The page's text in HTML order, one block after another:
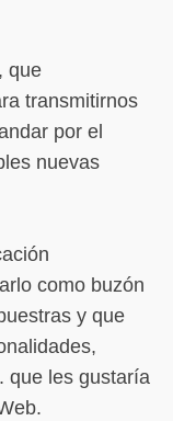
que
transmitirnos
por el
nuevas
como buzón
y que
que les gustaría